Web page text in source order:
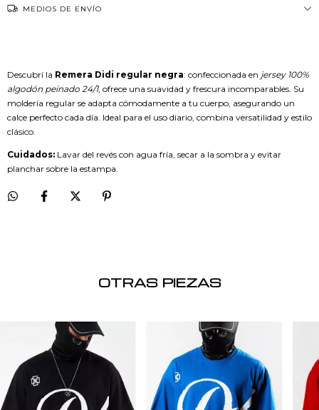
MEDIOS DE ENVÍO
Descubrí la Remera Didi regular negra: confeccionada en jersey 100%
algodón peinado 24/1, ofrece una suavidad y frescura incomparables. Su
moldería regular se adapta cómodamente a tu cuerpo, asegurando un
calce perfecto cada día. Ideal para el uso diario, combina versatilidad y estilo
clásico.
Cuidados: Lavar del revés con agua fría, secar a la sombra y evitar
planchar sobre la estampa.
OTRAS PIEZAS